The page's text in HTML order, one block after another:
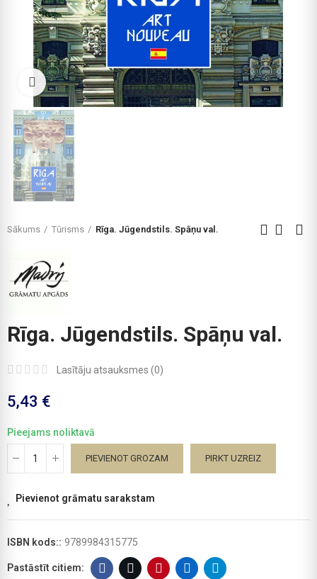
Click to enlarge
Sākums Tūrisms Rīga. Jūgendstils. Spāņu val.
Rīga. Jūgendstils. Spāņu val.
Lasītāju atsauksmes (0)
5,43 €
Pieejams noliktavā
PIEVIENOT GROZAM PIRKT UZREIZ
Pievienot grāmatu sarakstam
ISBN kods:: 9789984315775